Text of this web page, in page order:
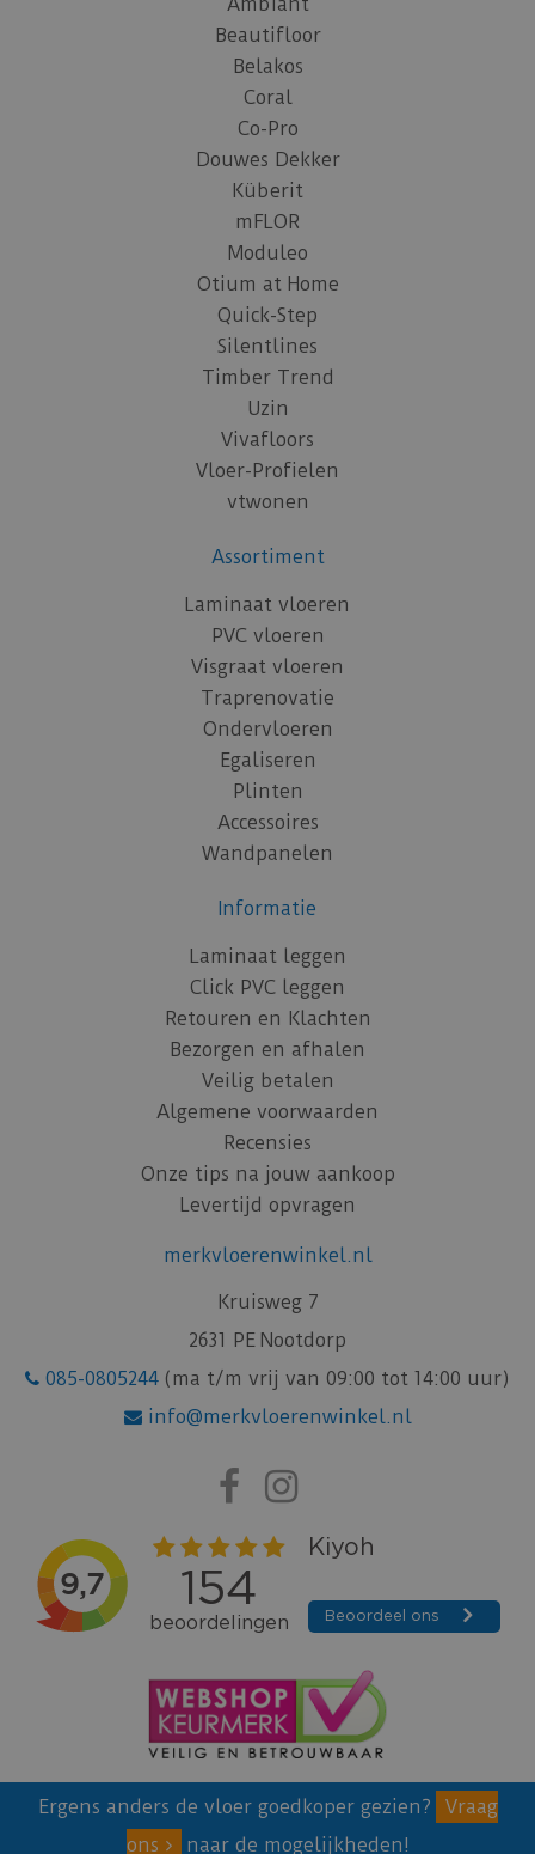
Beautifloor
Belakos
Coral
Co-Pro
Douwes Dekker
Küberit
mFLOR
Moduleo
Otium at Home
Quick-Step
Silentlines
Timber Trend
Uzin
Vivafloors
Vloer-Profielen
vtwonen
Assortiment
Laminaat vloeren
PVC vloeren
Visgraat vloeren
Traprenovatie
Ondervloeren
Egaliseren
Plinten
Accessoires
Wandpanelen
Informatie
Laminaat leggen
Click PVC leggen
Retouren en Klachten
Bezorgen en afhalen
Veilig betalen
Algemene voorwaarden
Recensies
Onze tips na jouw aankoop
Levertijd opvragen
merkvloerenwinkel.nl
Kruisweg 7
2631 PE Nootdorp
085-0805244 (ma t/m vrij van 09:00 tot 14:00 uur)
info@merkvloerenwinkel.nl
Ergens anders de vloer goedkoper gezien?
Vraag
ons
naar de mogelijkheden!